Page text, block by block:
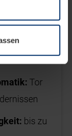
benötigen
Sie jederzeit
oder